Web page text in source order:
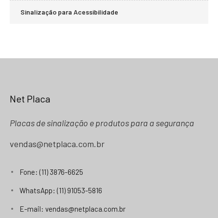
Sinalização para Acessibilidade
Net Placa
Placas de sinalização e produtos para a segurança
vendas@netplaca.com.br
Fone: (11) 3876-6625
WhatsApp: (11) 91053-5816
E-mail: vendas@netplaca.com.br